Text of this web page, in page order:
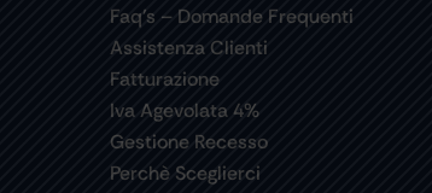
Faq’s – Domande Frequenti
Assistenza Clienti
Fatturazione
Iva Agevolata 4%
Gestione Recesso
Perchè Sceglierci